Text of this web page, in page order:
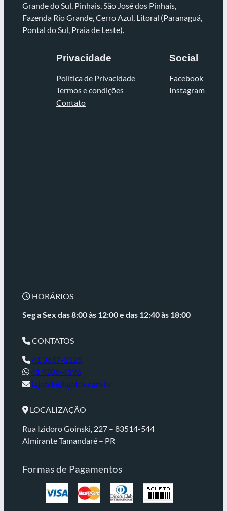
Grande do Sul, Pinhais, São José dos Pinhais,
Fazenda Rio Grande, Cerro Azul, Litoral (Paranaguá,
Pontal do Sul, Praia de Leste).
Privacidade
Política de Privacidade
Termos e condições
Contato
Social
Facebook
Instagram
HORÁRIOS
Seg a Sex das 8:00 às 12:00 e das 12:40 às 18:00
CONTATOS
41 3657-2125
41 9206-4396
lajotek@lajotek.com.br
LOCALIZAÇÃO
Rua Izidoro Goinski, 227 – 83514-544
Almirante Tamandaré – PR
Formas de Pagamentos